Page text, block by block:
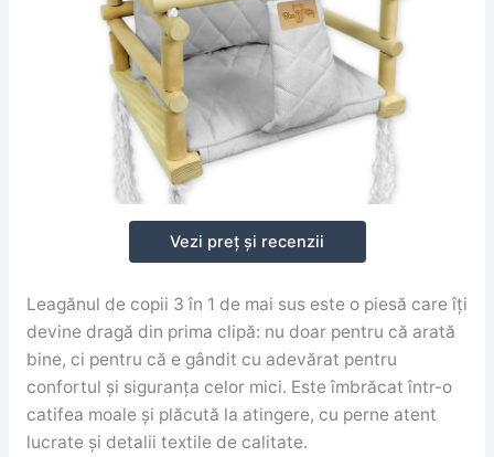
Vezi preț și recenzii
Leagănul de copii 3 în 1 de mai sus este o piesă care îți
devine dragă din prima clipă: nu doar pentru că arată
bine, ci pentru că e gândit cu adevărat pentru
confortul și siguranța celor mici. Este îmbrăcat într-o
catifea moale și plăcută la atingere, cu perne atent
lucrate și detalii textile de calitate.